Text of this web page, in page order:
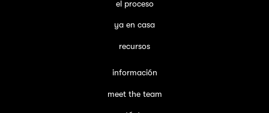
el proceso
ya en casa
recursos
información
meet the team